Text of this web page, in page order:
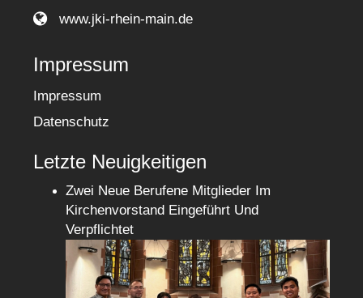
www.jki-rhein-main.de
Impressum
Impressum
Datenschutz
Letzte Neuigkeitigen
Zwei Neue Berufene Mitglieder Im
Kirchenvorstand Eingeführt Und
Verpflichtet